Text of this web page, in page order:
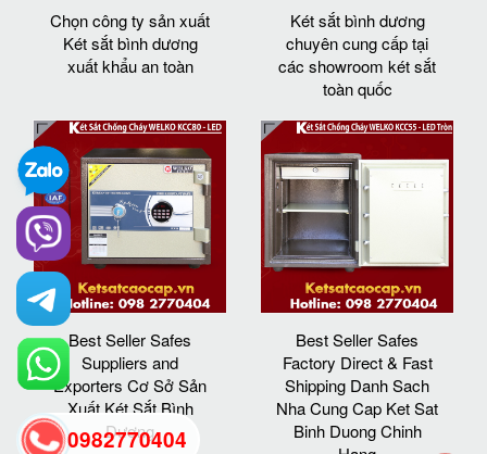
Chọn công ty sản xuất
Két sắt bình dương
xuất khẩu an toàn
Két sắt bình dương
chuyên cung cấp tại
các showroom két sắt
toàn quốc
Best Seller Safes
Suppliers and
Exporters Cơ Sở Sản
Xuất Két Sắt Bình
Dương
Best Seller Safes
Factory Direct & Fast
Shipping Danh Sach
Nha Cung Cap Ket Sat
Binh Duong Chinh
0982770404